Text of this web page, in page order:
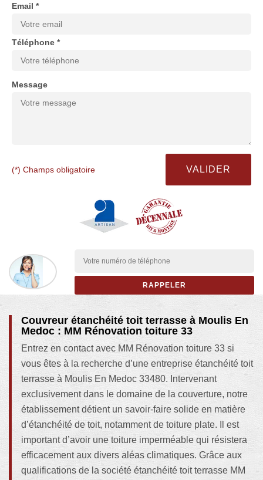
Email *
Téléphone *
Message
(*) Champs obligatoire
Couvreur étanchéité toit terrasse à Moulis En
Medoc : MM Rénovation toiture 33
Entrez en contact avec MM Rénovation toiture 33 si
vous êtes à la recherche d’une entreprise étanchéité toit
terrasse à Moulis En Medoc 33480. Intervenant
exclusivement dans le domaine de la couverture, notre
établissement détient un savoir-faire solide en matière
d’étanchéité de toit, notamment de toiture plate. Il est
important d’avoir une toiture imperméable qui résistera
efficacement aux divers aléas climatiques. Grâce aux
qualifications de la société étanchéité toit terrasse MM